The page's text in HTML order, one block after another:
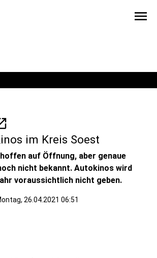
menu
im Kreis Soest
auf Öffnung, aber genaue
nicht bekannt. Autokinos wird
voraussichtlich nicht geben.
26.04.2021 06:51